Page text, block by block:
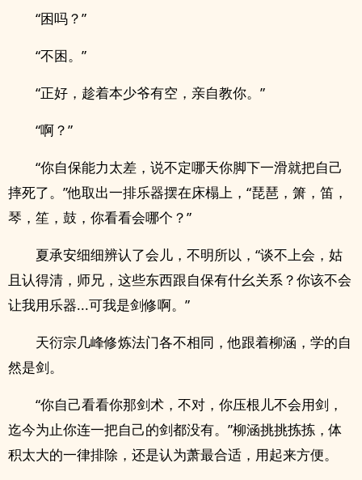
“困吗？”
“不困。”
“正好，趁着本少爷有空，亲自教你。”
“啊？”
“你自保能力太差，说不定哪天你脚下一滑就把自己
摔死了。”他取出一排乐器摆在床榻上，“琵琶，箫，笛，
琴，笙，鼓，你看看会哪个？”
夏承安细细辨认了会儿，不明所以，“谈不上会，姑
且认得清，师兄，这些东西跟自保有什幺关系？你该不会
让我用乐器...可我是剑修啊。”
天衍宗几峰修炼法门各不相同，他跟着柳涵，学的自
然是剑。
“你自己看看你那剑术，不对，你压根儿不会用剑，
迄今为止你连一把自己的剑都没有。”柳涵挑挑拣拣，体
积太大的一律排除，还是认为萧最合适，用起来方便。